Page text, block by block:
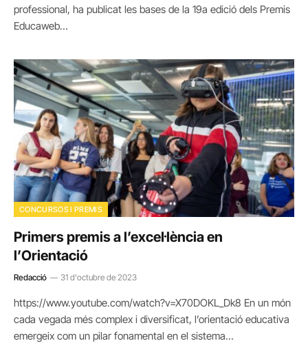
professional, ha publicat les bases de la 19a edició dels Premis
Educaweb…
CONCURSOS I PREMIS
Primers premis a l’excel·lència en
l’Orientació
Redacció 31 d'octubre de 2023
https://www.youtube.com/watch?v=X70DOKL_Dk8 En un món
cada vegada més complex i diversificat, l’orientació educativa
emergeix com un pilar fonamental en el sistema…